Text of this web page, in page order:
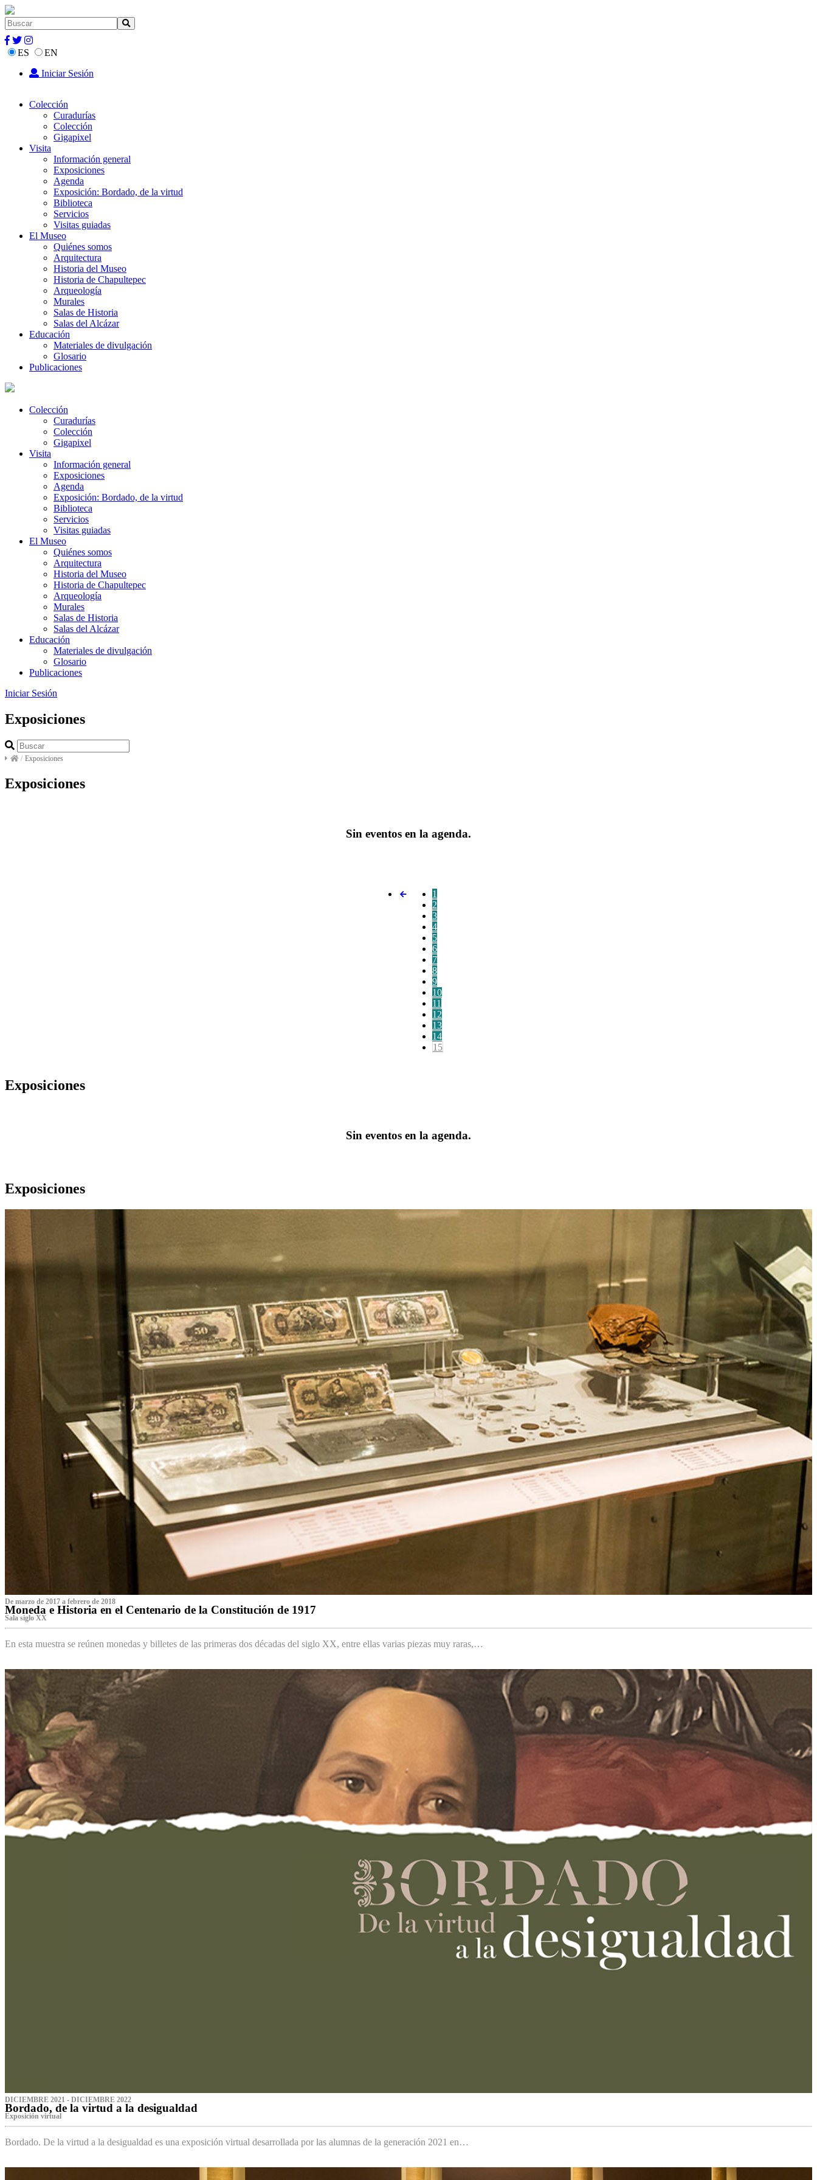
ES
EN
Iniciar Sesión
Colección
Curadurías
Colección
Gigapixel
Visita
Información general
Exposiciones
Agenda
Exposición: Bordado, de la virtud
Biblioteca
Servicios
Visitas guiadas
El Museo
Quiénes somos
Arquitectura
Historia del Museo
Historia de Chapultepec
Arqueología
Murales
Salas de Historia
Salas del Alcázar
Educación
Materiales de divulgación
Glosario
Publicaciones
Colección
Curadurías
Colección
Gigapixel
Visita
Información general
Exposiciones
Agenda
Exposición: Bordado, de la virtud
Biblioteca
Servicios
Visitas guiadas
El Museo
Quiénes somos
Arquitectura
Historia del Museo
Historia de Chapultepec
Arqueología
Murales
Salas de Historia
Salas del Alcázar
Educación
Materiales de divulgación
Glosario
Publicaciones
Iniciar Sesión
Exposiciones
/ Exposiciones
Exposiciones
Sin eventos en la agenda.
1
2
3
4
5
6
7
8
9
10
11
12
13
14
15
Exposiciones
Sin eventos en la agenda.
Exposiciones
De marzo de 2017 a febrero de 2018
Moneda e Historia en el Centenario de la Constitución de 1917
Sala siglo XX
En esta muestra se reúnen monedas y billetes de las primeras dos décadas del siglo XX, entre ellas varias piezas muy raras,…
DICIEMBRE 2021 - DICIEMBRE 2022
Bordado, de la virtud a la desigualdad
Exposición virtual‌
Bordado. De la virtud a la desigualdad es una exposición virtual desarrollada por las alumnas de la generación 2021 en…